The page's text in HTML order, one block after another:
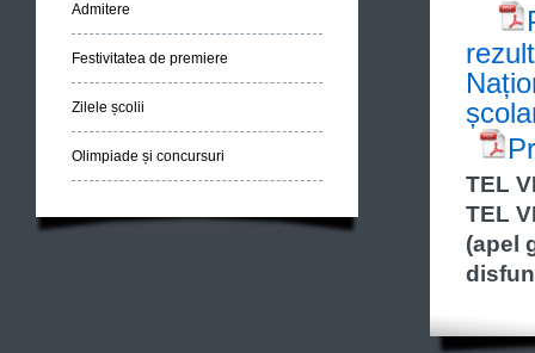
Admitere
Festivitatea de premiere
Zilele școlii
Olimpiade și concursuri
TEL
TEL
(apel